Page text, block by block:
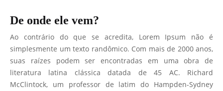
De onde ele vem?
Ao contrário do que se acredita, Lorem Ipsum não é
simplesmente um texto randômico. Com mais de 2000 anos,
suas raízes podem ser encontradas em uma obra de
literatura latina clássica datada de 45 AC. Richard
McClintock, um professor de latim do Hampden-Sydney